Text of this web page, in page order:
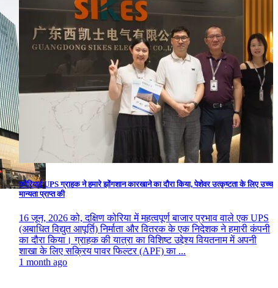
कोरियाई UPS ग्राहक ने हमारे झोंगशान कारखाने का दौरा किया, पेशेवर उत्कृष्टता के लिए उच्च
मान्यता प्राप्त की
16 जून, 2026 को, दक्षिण कोरिया में महत्वपूर्ण बाजार प्रभाव वाले एक UPS
(अबाधित विद्युत आपूर्ति) निर्माता और वितरक के एक निदेशक ने हमारी कंपनी
का दौरा किया। ग्राहक की यात्रा का विशिष्ट उद्देश्य वियतनाम में अपनी
शाखा के लिए सक्रिय पावर फिल्टर (APF) का ...
1 month ago